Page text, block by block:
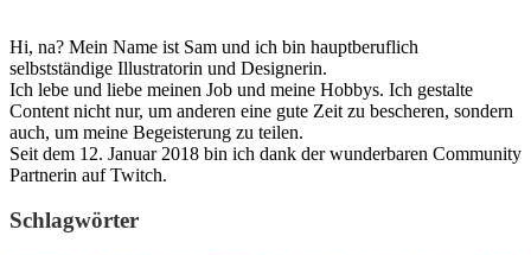
Hi, na? Mein Name ist Sam und ich bin hauptberuflich
selbstständige Illustratorin und Designerin.
Ich lebe und liebe meinen Job und meine Hobbys. Ich gestalte
Content nicht nur, um anderen eine gute Zeit zu bescheren, sondern
auch, um meine Begeisterung zu teilen.
Seit dem 12. Januar 2018 bin ich dank der wunderbaren Community
Partnerin auf Twitch.
Schlagwörter